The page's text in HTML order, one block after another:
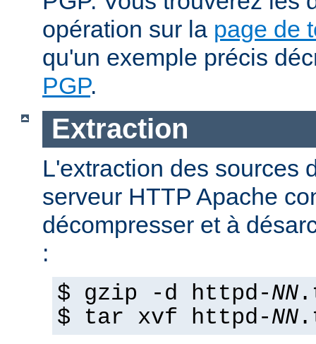
opération sur la page de
qu'un exemple précis
PGP.
Extraction
L'extraction des sources
serveur HTTP Apache
décompresser et à
:
$ gzip -d httpd-NN
$ tar xvf httpd-NN